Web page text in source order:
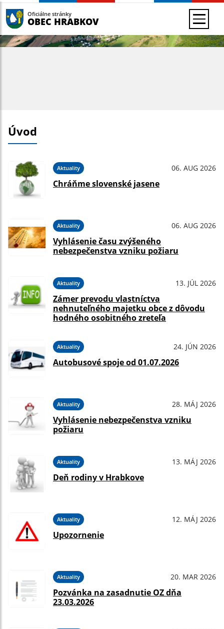
Oficiálne stránky
OBEC HRABKOV
Úvod
Aktuality 06. AUG 2026
Chráňme slovenské jasene
Aktuality 06. AUG 2026
Vyhlásenie času zvýšeného
nebezpečenstva vzniku požiaru
Aktuality 13. JÚL 2026
Zámer prevodu vlastníctva
nehnuteľného majetku obce z dôvodu
hodného osobitného zreteľa
Aktuality 24. JÚN 2026
Autobusové spoje od 01.07.2026
Aktuality 28. MÁJ 2026
Vyhlásenie nebezpečenstva vzniku
požiaru
Aktuality 13. MÁJ 2026
Deň rodiny v Hrabkove
Aktuality 12. MÁJ 2026
Upozornenie
Aktuality 20. MAR 2026
Pozvánka na zasadnutie OZ dňa
23.03.2026